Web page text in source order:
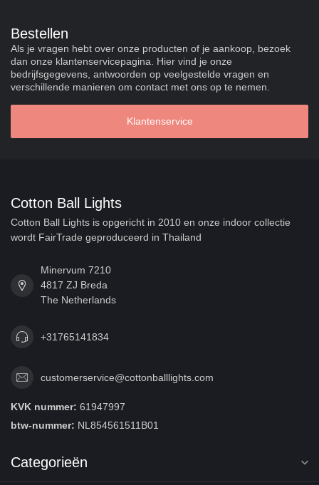
Bestellen
Als je vragen hebt over onze producten of je aankoop, bezoek
dan onze klantenservicepagina. Hier vind je onze
bedrijfsgegevens, antwoorden op veelgestelde vragen en
verschillende manieren om contact met ons op te nemen.
Klantenservice
Cotton Ball Lights
Cotton Ball Lights is opgericht in 2010 en onze indoor collectie
wordt FairTrade geproduceerd in Thailand
Minervum 7210
4817 ZJ Breda
The Netherlands
+31765141834
customerservice@cottonballlights.com
KVK nummer: 61947997
btw-nummer: NL854561511B01
Categorieën